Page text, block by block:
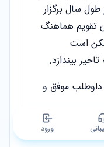
در طول سال برگزار
تقویم هماهنگ
است
بیندازد.
موفق و
ورود